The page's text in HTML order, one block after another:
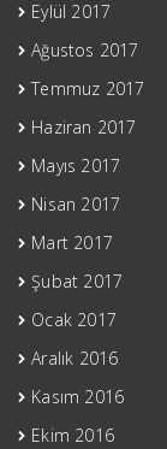
Eylül 2017
Ağustos 2017
Temmuz 2017
Haziran 2017
Mayıs 2017
Nisan 2017
Mart 2017
Şubat 2017
Ocak 2017
Aralık 2016
Kasım 2016
Ekim 2016